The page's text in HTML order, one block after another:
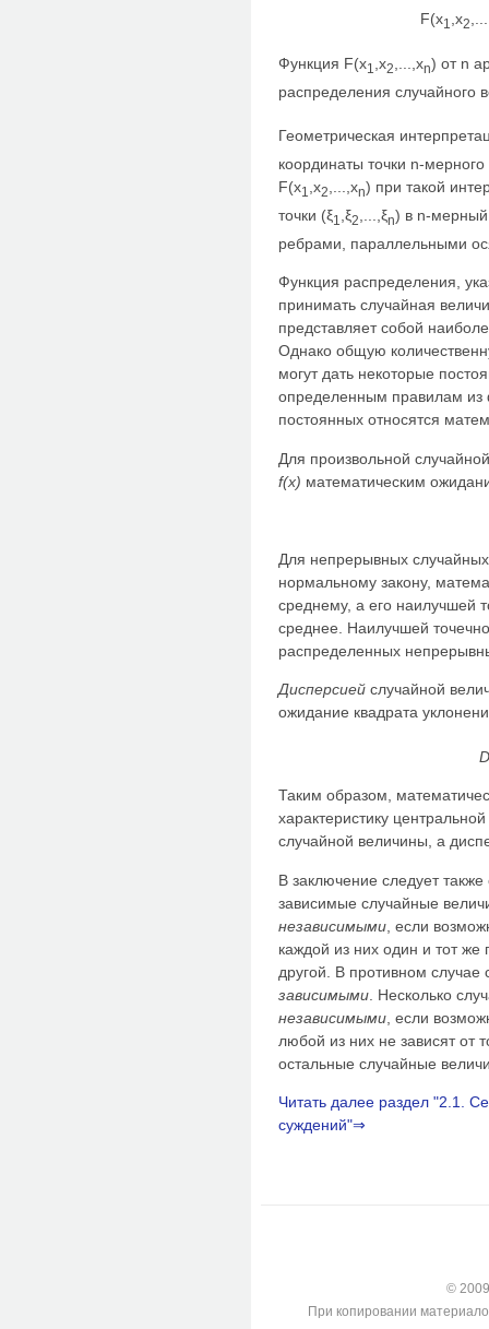
F(x1,x2
Функция F(x1 ,x2 ,...,xn) от n
распределения случайного
Геометрическая
координаты точки n-
F(x1 ,x2 ,...,xn) при такой
точки (ξ1 ,ξ2 ,...,ξn) в n-
ребрами, параллельными
Функция распределения,
принимать случайная
представляет собой
Однако общую
могут дать некоторые
определенным правилам из
постоянных относятся
Для произвольной
f(x) математическим
Для непрерывных
нормальному закону,
среднему, а его наилучшей
среднее. Наилучшей
распределенных
Дисперсией случайной
ожидание квадрата
Таким образом,
характеристику
случайной величины, а
В заключение следует
зависимые случайные
независимыми , если
каждой из них один и тот
другой. В противном
зависимыми . Несколько
независимыми , если
любой из них не зависят от
остальные случайные
Читать далее раздел "2.1.
суждений"⇒
©
При копировании